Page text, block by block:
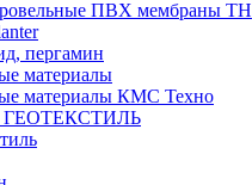
ПВХ мембраны ТН
пергамин
материалы
материалы КМС Техно